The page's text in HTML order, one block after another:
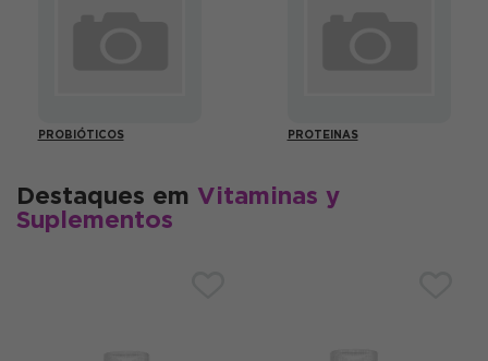
PROBIÓTICOS PROTEINAS
Destaques em Vitaminas y
Suplementos